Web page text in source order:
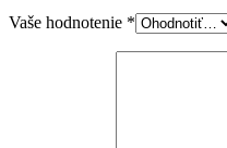
Vaše hodnotenie *